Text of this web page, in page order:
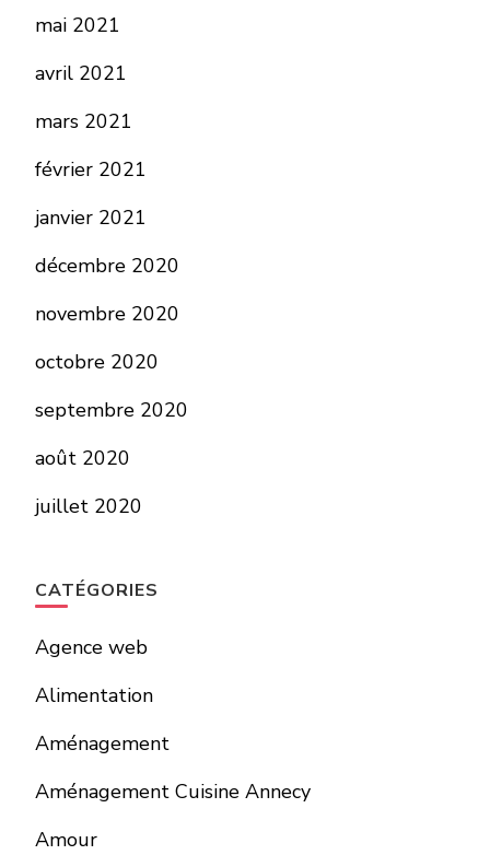
mai 2021
avril 2021
mars 2021
février 2021
janvier 2021
décembre 2020
novembre 2020
octobre 2020
septembre 2020
août 2020
juillet 2020
CATÉGORIES
Agence web
Alimentation
Aménagement
Aménagement Cuisine Annecy
Amour